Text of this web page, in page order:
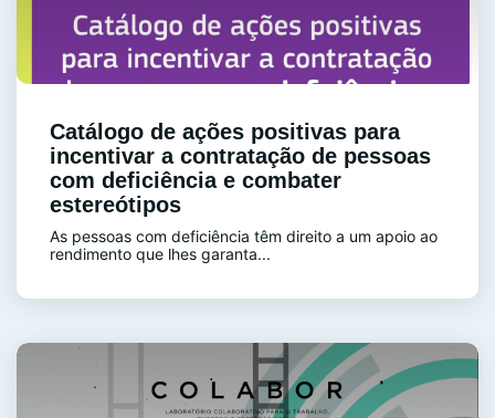
Catálogo de ações positivas para
incentivar a contratação de pessoas
com deficiência e combater
estereótipos
As pessoas com deficiência têm direito a um apoio ao
rendimento que lhes garanta...